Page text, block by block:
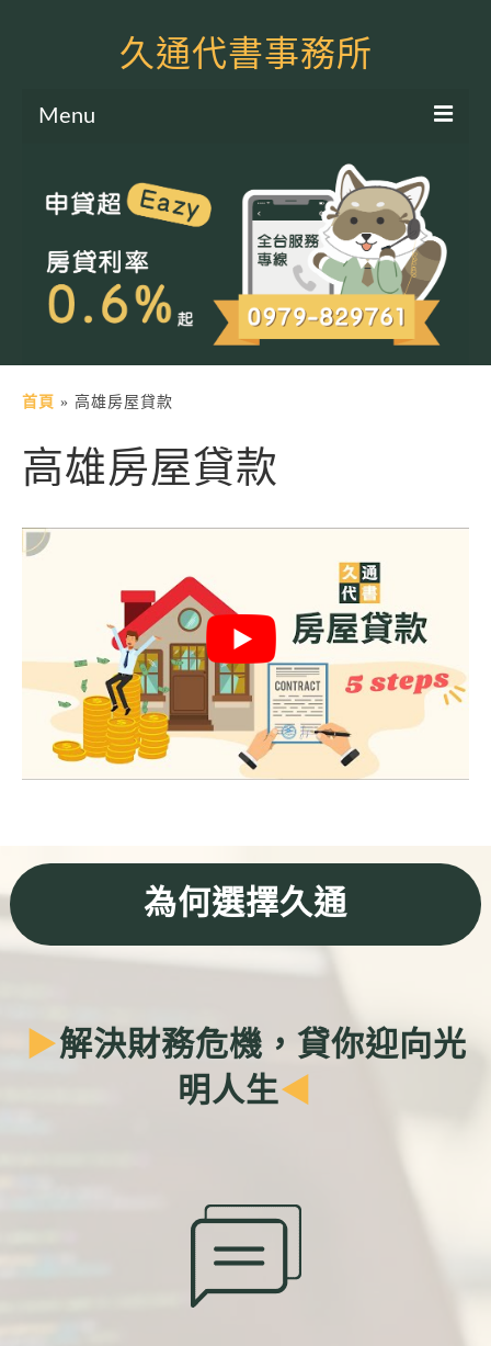
久通代書事務所
Menu
土地二胎申貸
房屋二胎申貸
軍公教貸款
土地貸款
房屋貸款
信用貸款
代書貸款
銀行貸款
其他貸款
申貸Q&A
久通專欄
房產Q&A
首頁 » 高雄房屋貸款
高雄房屋貸款
為何選擇久通
▶解決財務危機，貸你迎向光
明人生◀